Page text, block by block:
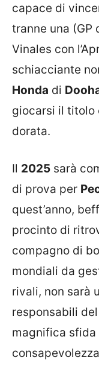
capace di
tranne una (GP
Vinales con
schiacciante
Honda di
giocarsi il titolo
dorata.
Il 2025 sarà
di prova per
quest’anno,
procinto di
compagno di
mondiali da
rivali, non sarà
responsabili
magnifica